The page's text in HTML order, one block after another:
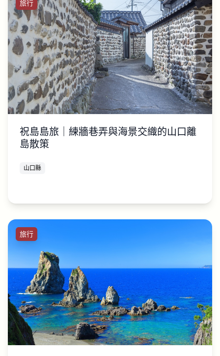
旅行
祝島島旅｜練牆巷弄與海景交織的山口離
島散策
山口縣
旅行